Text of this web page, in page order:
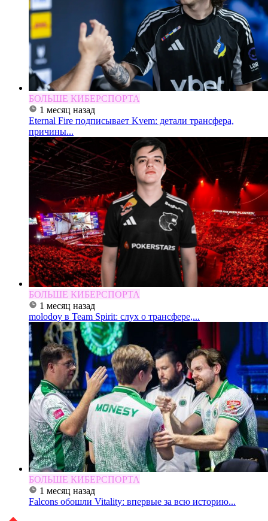
БОЛЬШЕ КИБЕРСПОРТА
1 месяц назад
Eternal Fire подписывает Kvem: детали трансфера,
причины...
БОЛЬШЕ КИБЕРСПОРТА
1 месяц назад
molodoy в Team Spirit: слух о трансфере,...
БОЛЬШЕ КИБЕРСПОРТА
1 месяц назад
Falcons обошли Vitality: впервые за всю историю...